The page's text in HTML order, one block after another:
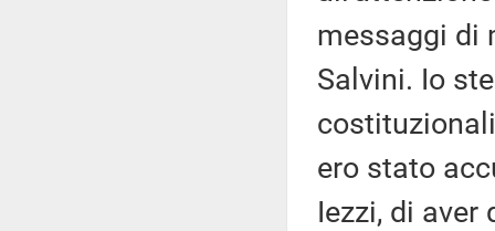
messaggi di
Salvini. Io
ero stato
Iezzi, di